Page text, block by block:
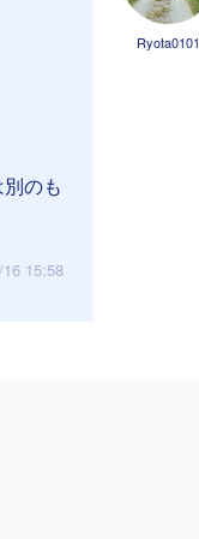
Ryota0101
のも
15:58